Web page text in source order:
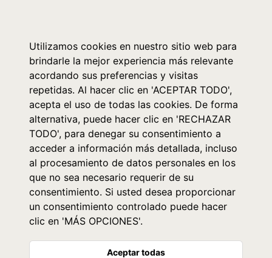
Utilizamos cookies en nuestro sitio web para
brindarle la mejor experiencia más relevante
acordando sus preferencias y visitas
repetidas. Al hacer clic en 'ACEPTAR TODO',
acepta el uso de todas las cookies. De forma
alternativa, puede hacer clic en 'RECHAZAR
TODO', para denegar su consentimiento a
acceder a información más detallada, incluso
al procesamiento de datos personales en los
que no sea necesario requerir de su
consentimiento. Si usted desea proporcionar
un consentimiento controlado puede hacer
clic en 'MÁS OPCIONES'.
Aceptar todas